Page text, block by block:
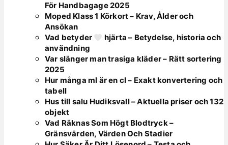
För Handbagage 2025
Moped Klass 1 Körkort – Krav, Ålder och
Ansökan
Vad betyder
hjärta – Betydelse, historia och
användning
Var slänger man trasiga kläder – Rätt sortering
2025
Hur många ml är en cl – Exakt konvertering och
tabell
Hus till salu Hudiksvall – Aktuella priser och 132
objekt
Vad Räknas Som Högt Blodtryck –
Gränsvärden, Värden Och Stadier